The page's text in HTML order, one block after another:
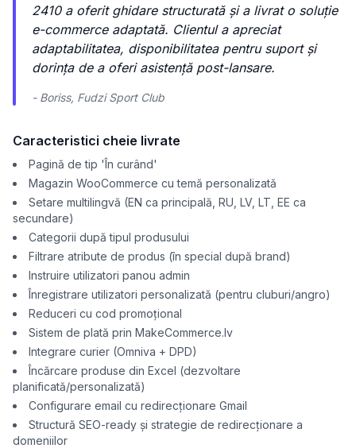
2410 a oferit ghidare structurată și a livrat o soluție
e-commerce adaptată. Clientul a apreciat
adaptabilitatea, disponibilitatea pentru suport și
dorința de a oferi asistență post-lansare.
- Boriss, Fudzi Sport Club
Caracteristici cheie livrate
Pagină de tip 'În curând'
Magazin WooCommerce cu temă personalizată
Setare multilingvă (EN ca principală, RU, LV, LT, EE ca
secundare)
Categorii după tipul produsului
Filtrare atribute de produs (în special după brand)
Instruire utilizatori panou admin
Înregistrare utilizatori personalizată (pentru cluburi/angro)
Reduceri cu cod promoțional
Sistem de plată prin MakeCommerce.lv
Integrare curier (Omniva + DPD)
Încărcare produse din Excel (dezvoltare
planificată/personalizată)
Configurare email cu redirecționare Gmail
Structură SEO-ready și strategie de redirecționare a
domeniilor